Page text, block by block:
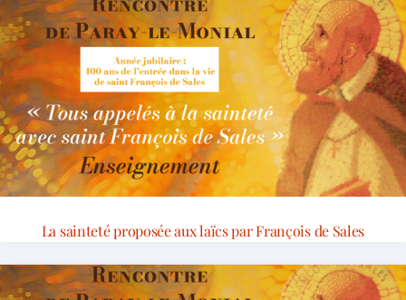
La sainteté proposée aux laïcs par François de Sales